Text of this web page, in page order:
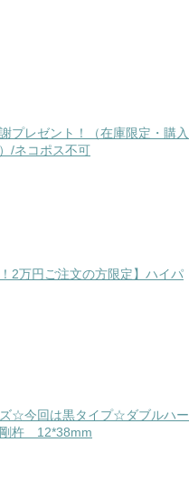
プレゼント！（在庫限定・購入
/ネコポス不可
！2万円ご注文の方限定】ハイパ
☆今回は黒タイプ☆ダブルハー
杵 12*38mm